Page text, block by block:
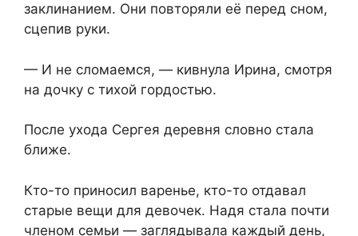
заклинанием. Они повторяли её перед сном,
сцепив руки.
— И не сломаемся, — кивнула Ирина, смотря
на дочку с тихой гордостью.
После ухода Сергея деревня словно стала
ближе.
Кто-то приносил варенье, кто-то отдавал
старые вещи для девочек. Надя стала почти
членом семьи — заглядывала каждый день,